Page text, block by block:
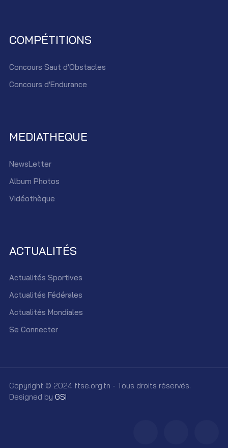
COMPÉTITIONS
Concours Saut d'Obstacles
Concours d'Endurance
MEDIATHEQUE
NewsLetter
Album Photos
Vidéothèque
ACTUALITÉS
Actualités Sportives
Actualités Fédérales
Actualités Mondiales
Se Connecter
Copyright © 2024 ftse.org.tn - Tous droits réservés.
Designed by GSI